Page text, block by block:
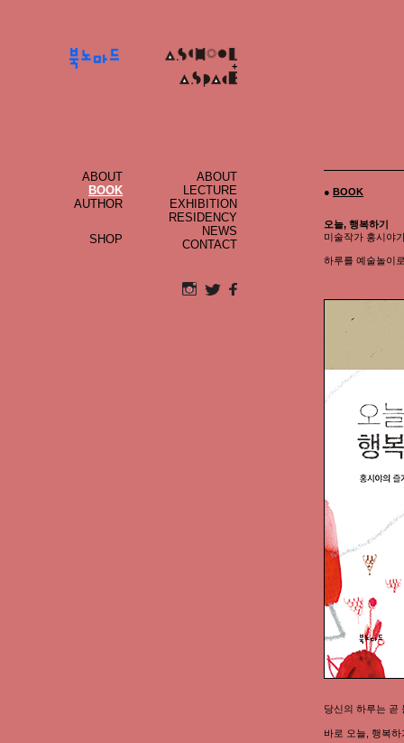
+
ABOUT
BOOK
AUTHOR
SHOP
ABOUT
LECTURE
EXHIBITION
RESIDENCY
NEWS
CONTACT
● BOOK
오늘, 행복하기
미술작가 홍시야
하루를 예술놀이
당신의 하루는 곧
바로 오늘, 행복